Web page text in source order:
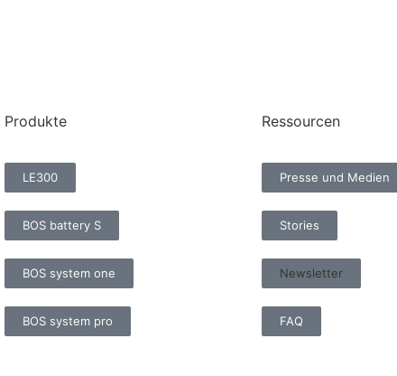
Produkte
LE300
BOS battery S
BOS system one
BOS system pro
Ressourcen
Presse und Medien
Stories
Newsletter
FAQ